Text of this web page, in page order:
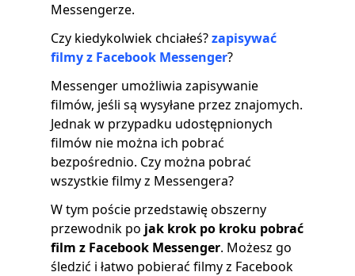
Messengerze.
Czy kiedykolwiek chciałeś?zapisywać
filmy z Facebook Messenger?
Messenger umożliwia zapisywanie
filmów, jeśli są wysyłane przez znajomych.
Jednak w przypadku udostępnionych
filmów nie można ich pobrać
bezpośrednio. Czy można pobrać
wszystkie filmy z Messengera?
W tym poście przedstawię obszerny
przewodnik po jak krok po kroku pobrać
film z Facebook Messenger. Możesz go
śledzić i łatwo pobierać filmy z Facebook